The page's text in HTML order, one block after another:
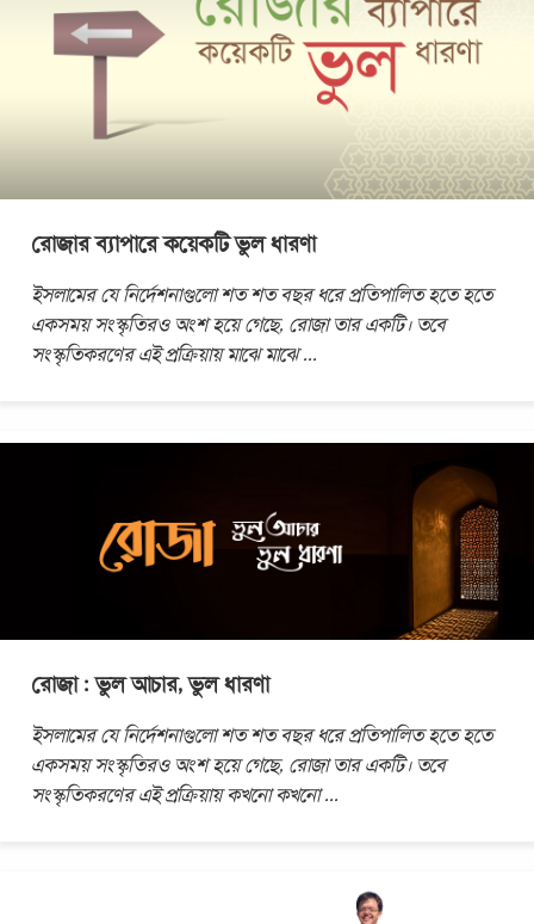
রোজার ব্যাপারে কয়েকটি ভুল ধারণা
ইসলামের যে নির্দেশনাগুলো শত শত বছর ধরে প্রতিপালিত হতে হতে
একসময় সংস্কৃতিরও অংশ হয়ে গেছে, রোজা তার একটি। তবে
সংস্কৃতিকরণের এই প্রক্রিয়ায় মাঝে মাঝে...
রোজা : ভুল আচার, ভুল ধারণা
ইসলামের যে নির্দেশনাগুলো শত শত বছর ধরে প্রতিপালিত হতে হতে
একসময় সংস্কৃতিরও অংশ হয়ে গেছে, রোজা তার একটি। তবে
সংস্কৃতিকরণের এই প্রক্রিয়ায় কখনো কখনো...